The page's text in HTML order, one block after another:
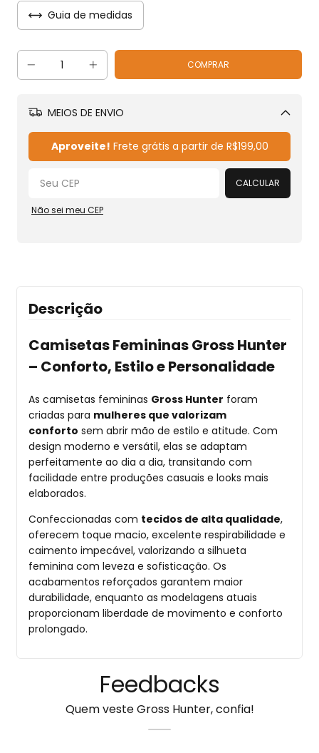
Guia de medidas
MEIOS DE ENVIO
Aproveite! Frete grátis a partir de R$199,00
CALCULAR
Não sei meu CEP
Descrição
Camisetas Femininas Gross Hunter
– Conforto, Estilo e Personalidade
As camisetas femininas Gross Hunter foram
criadas para mulheres que valorizam
conforto sem abrir mão de estilo e atitude. Com
design moderno e versátil, elas se adaptam
perfeitamente ao dia a dia, transitando com
facilidade entre produções casuais e looks mais
elaborados.
Confeccionadas com tecidos de alta qualidade,
oferecem toque macio, excelente respirabilidade e
caimento impecável, valorizando a silhueta
feminina com leveza e sofisticação. Os
acabamentos reforçados garantem maior
durabilidade, enquanto as modelagens atuais
proporcionam liberdade de movimento e conforto
prolongado.
Feedbacks
Quem veste Gross Hunter, confia!